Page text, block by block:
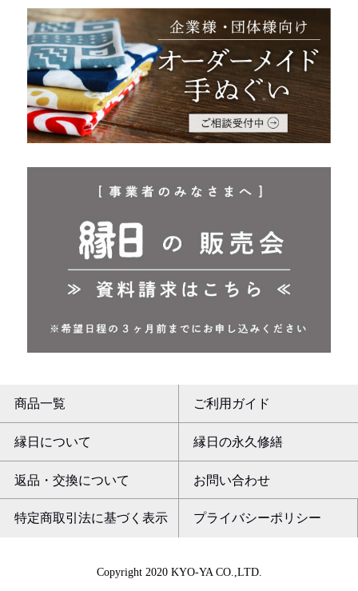
商品一覧 ご利用ガイド
縁日について 縁日の永久修繕
返品・交換について お問い合わせ
特定商取引法に基づく表示 プライバシーポリシー
Copyright 2020 KYO-YA CO.,LTD.